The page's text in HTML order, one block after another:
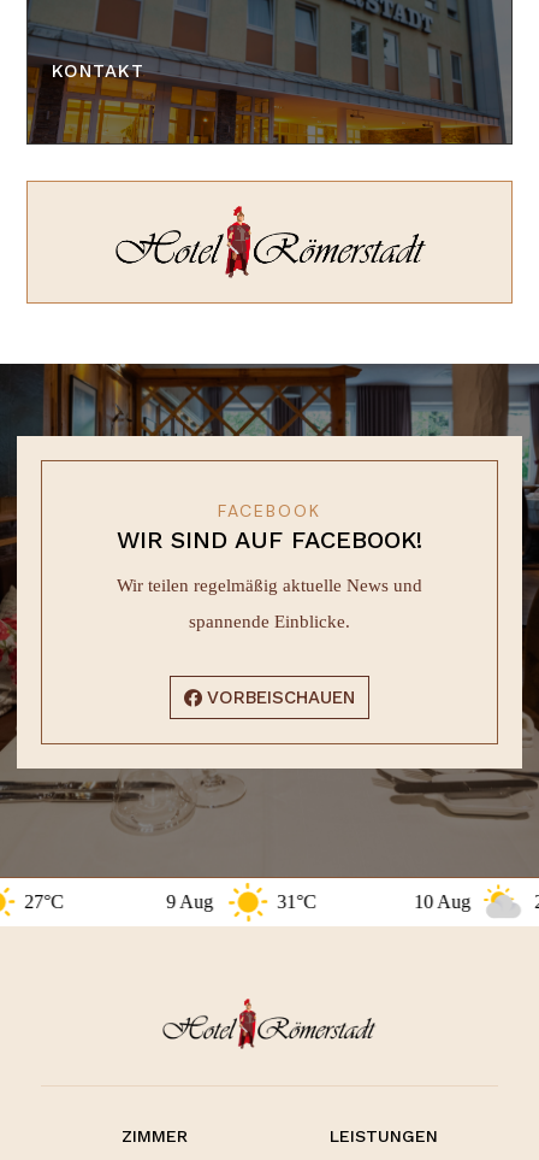
KONTAKT
FACEBOOK
WIR SIND AUF FACEBOOK!
Wir teilen regelmäßig aktuelle News und
spannende Einblicke.
VORBEISCHAUEN
9 Aug 31°C 10 Aug 29°C
ZIMMER LEISTUNGEN